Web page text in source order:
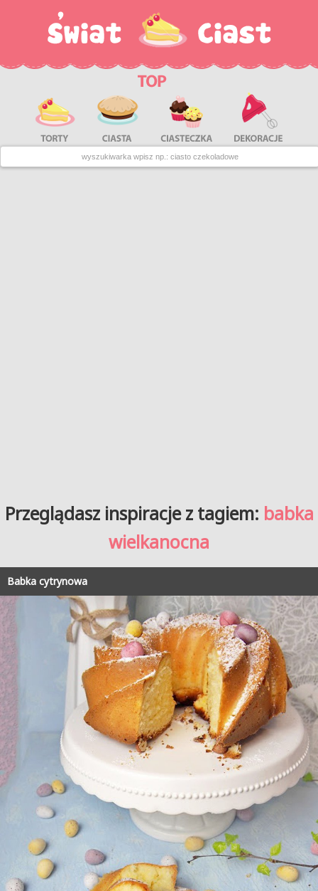
Przeglądasz inspiracje z tagiem: babka
wielkanocna
Babka cytrynowa